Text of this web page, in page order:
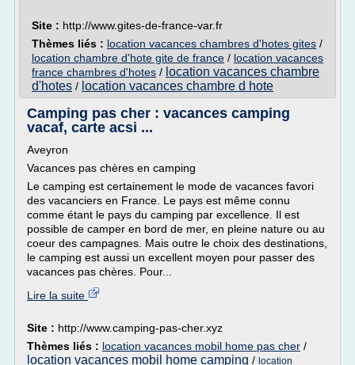
Site : http://www.gites-de-france-var.fr
Thèmes liés : location vacances chambres d'hotes gites /
location chambre d'hote gite de france / location vacances
france chambres d'hotes / location vacances chambre
d'hotes / location vacances chambre d hote
Camping pas cher : vacances camping
vacaf, carte acsi ...
Aveyron
Vacances pas chères en camping
Le camping est certainement le mode de vacances favori
des vacanciers en France. Le pays est même connu
comme étant le pays du camping par excellence. Il est
possible de camper en bord de mer, en pleine nature ou au
coeur des campagnes. Mais outre le choix des destinations,
le camping est aussi un excellent moyen pour passer des
vacances pas chères. Pour...
Lire la suite
Site : http://www.camping-pas-cher.xyz
Thèmes liés : location vacances mobil home pas cher /
location vacances mobil home camping / location